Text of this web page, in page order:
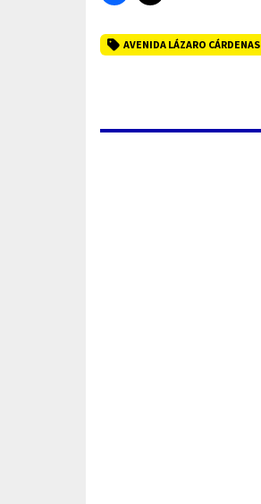
AVENIDA LÁZARO CÁRDENAS